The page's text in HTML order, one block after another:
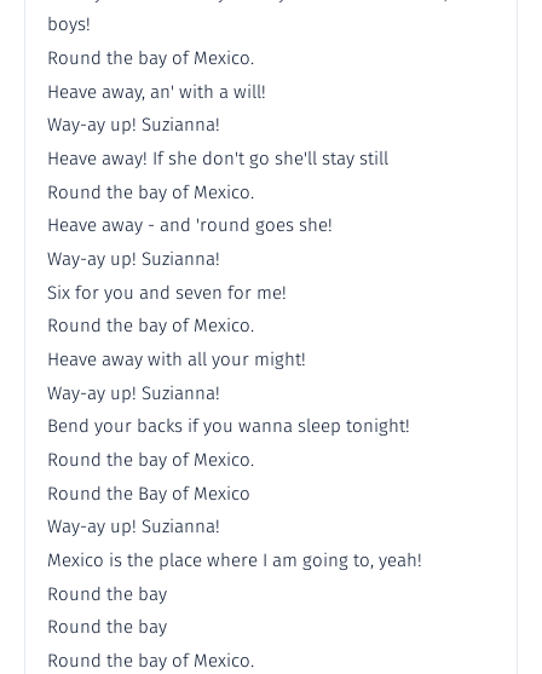
boys!
Round the bay of Mexico.
Heave away, an' with a will!
Way-ay up! Suzianna!
Heave away! If she don't go she'll stay still
Round the bay of Mexico.
Heave away - and 'round goes she!
Way-ay up! Suzianna!
Six for you and seven for me!
Round the bay of Mexico.
Heave away with all your might!
Way-ay up! Suzianna!
Bend your backs if you wanna sleep tonight!
Round the bay of Mexico.
Round the Bay of Mexico
Way-ay up! Suzianna!
Mexico is the place where I am going to, yeah!
Round the bay
Round the bay
Round the bay of Mexico.